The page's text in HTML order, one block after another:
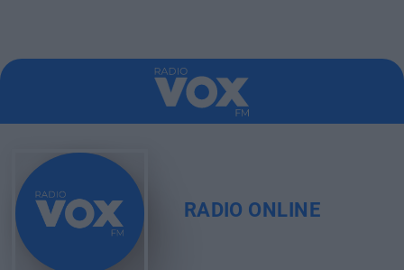
RADIO ONLINE